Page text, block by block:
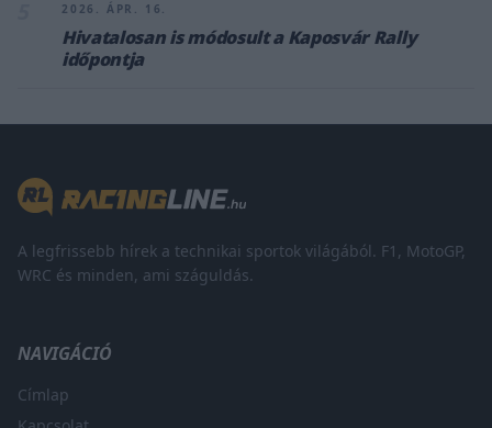
2026. ÁPR. 16.
Hivatalosan is módosult a Kaposvár Rally
időpontja
A legfrissebb hírek a technikai sportok világából. F1, MotoGP,
WRC és minden, ami száguldás.
NAVIGÁCIÓ
Címlap